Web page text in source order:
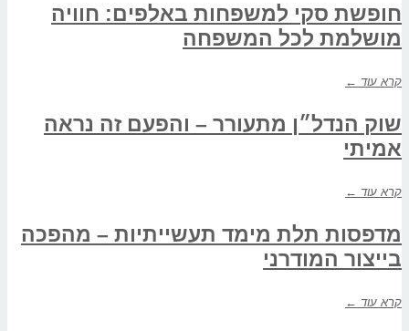
חופשת סקי למשפחות באלפים: חוויה
מושלמת לכל המשפחה
קרא עוד ←
שוק הנדל״ן מתעורר – והפעם זה נראה
אמיתי
קרא עוד ←
מדפסות תלת מימד תעשייתיות – מהפכה
בייצור המודרני
קרא עוד ←